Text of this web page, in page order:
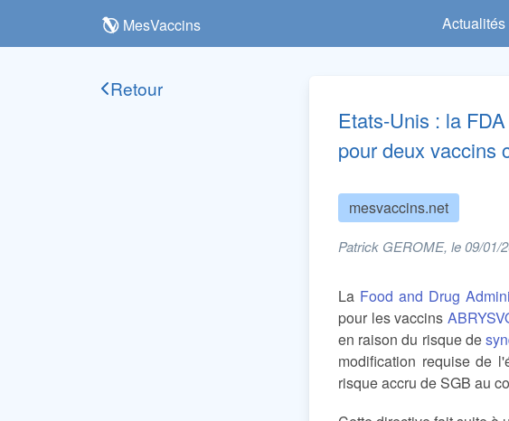
MesVaccins Actualités
Retour
Etats-Unis : la
pour deux vaccins
mesvaccins.net
Patrick GEROME, le 09/01/
La Food and Drug
pour les vaccins
en raison du risque de
modification requise de
risque accru de SGB au